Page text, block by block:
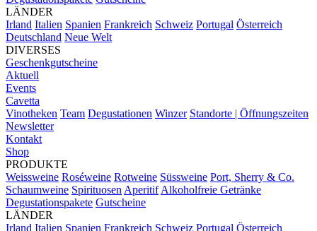
LÄNDER
Irland Italien Spanien Frankreich Schweiz Portugal Österreich
Deutschland Neue Welt
DIVERSES
Geschenkgutscheine
Aktuell
Events
Cavetta
Vinotheken Team Degustationen Winzer Standorte | Öffnungszeiten
Newsletter
Kontakt
Shop
PRODUKTE
Weissweine Roséweine Rotweine Süssweine Port, Sherry & Co.
Schaumweine Spirituosen Aperitif Alkoholfreie Getränke
Degustationspakete Gutscheine
LÄNDER
Irland Italien Spanien Frankreich Schweiz Portugal Österreich